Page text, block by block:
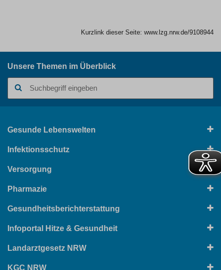
Kurzlink dieser Seite: www.lzg.nrw.de/9108944
Unsere Themen im Überblick
Gesunde Lebenswelten
Infektionsschutz
Versorgung
Pharmazie
Gesundheitsberichterstattung
Infoportal Hitze & Gesundheit
Landarztgesetz NRW
KGC NRW